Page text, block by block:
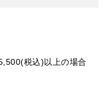
税込)以上の場合